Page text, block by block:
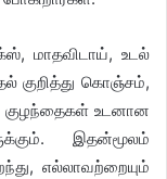
மாதவிடாய், உடல்
குறித்து கொஞ்சம்,
உடனான
இதன்மூலம்
எல்லாவற்றையும்